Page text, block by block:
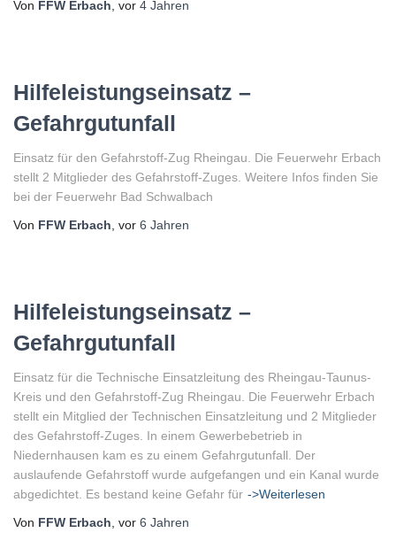
Von FFW Erbach , vor 4 Jahren
Hilfeleistungseinsatz –
Gefahrgutunfall
Einsatz für den Gefahrstoff-Zug Rheingau. Die Feuerwehr Erbach
stellt 2 Mitglieder des Gefahrstoff-Zuges. Weitere Infos finden Sie
bei der Feuerwehr Bad Schwalbach
Von FFW Erbach , vor 6 Jahren
Hilfeleistungseinsatz –
Gefahrgutunfall
Einsatz für die Technische Einsatzleitung des Rheingau-Taunus-
Kreis und den Gefahrstoff-Zug Rheingau. Die Feuerwehr Erbach
stellt ein Mitglied der Technischen Einsatzleitung und 2 Mitglieder
des Gefahrstoff-Zuges. In einem Gewerbebetrieb in
Niedernhausen kam es zu einem Gefahrgutunfall. Der
auslaufende Gefahrstoff wurde aufgefangen und ein Kanal wurde
abgedichtet. Es bestand keine Gefahr für ->Weiterlesen
Von FFW Erbach , vor 6 Jahren